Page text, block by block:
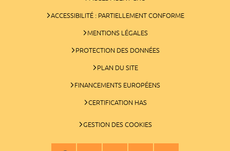
ACCESSIBILITÉ : PARTIELLEMENT CONFORME
MENTIONS LÉGALES
PROTECTION DES DONNÉES
PLAN DU SITE
FINANCEMENTS EUROPÉENS
CERTIFICATION HAS
GESTION DES COOKIES